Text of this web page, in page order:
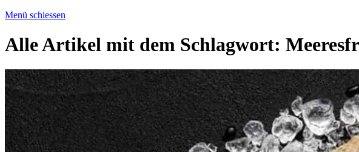
Menü schiessen
Alle Artikel mit dem Schlagwort: